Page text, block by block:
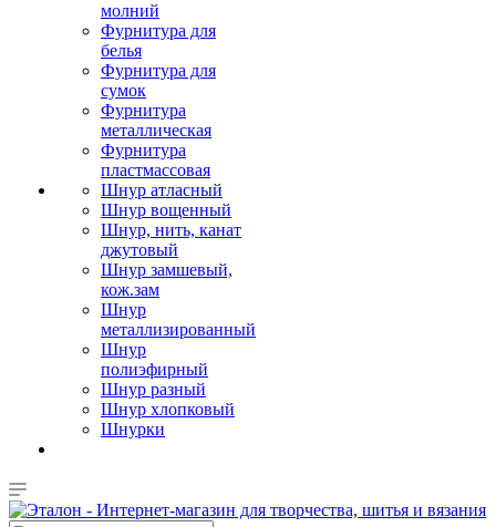
молний
Фурнитура для
белья
Фурнитура для
сумок
Фурнитура
металлическая
Фурнитура
пластмассовая
Шнур атласный
Шнур вощенный
Шнур, нить, канат
джутовый
Шнур замшевый,
кож.зам
Шнур
металлизированный
Шнур
полиэфирный
Шнур разный
Шнур хлопковый
Шнурки